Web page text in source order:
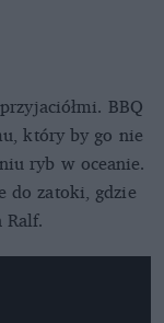
BBQ
który by go nie
ryb w oceanie.
do zatoki, gdzie